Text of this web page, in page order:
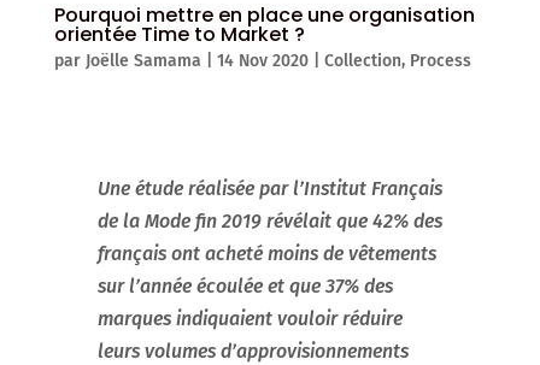
Pourquoi mettre en place une organisation
orientée Time to Market ?
par Joëlle Samama 14 Nov 2020| Collection, Process
Une étude réalisée par l’Institut Français
de la Mode fin 2019 révélait que 42% des
français ont acheté moins de vêtements
sur l’année écoulée et que 37% des
marques indiquaient vouloir réduire
leurs volumes d’approvisionnements